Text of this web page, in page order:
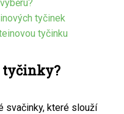
tyčinek
tyčinku
tyčinky?
svačinky, které slouží